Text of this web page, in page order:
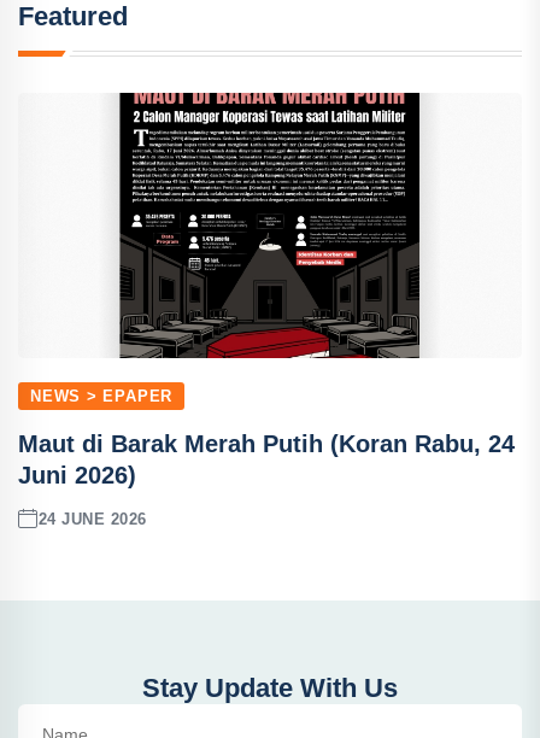
Featured
NEWS > EPAPER
Maut di Barak Merah Putih (Koran Rabu, 24
Juni 2026)
24 JUNE 2026
Stay Update With Us